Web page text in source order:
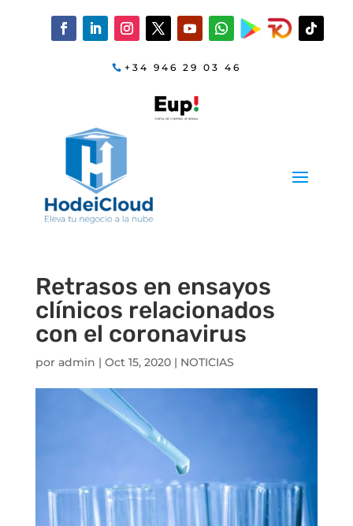
+34 946 29 03 46
Retrasos en ensayos
clínicos relacionados
con el coronavirus
por admin | Oct 15, 2020| NOTICIAS